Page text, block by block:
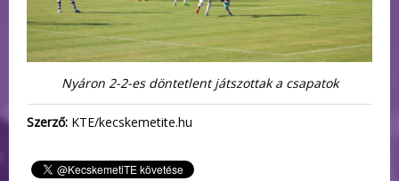
Nyáron 2-2-es döntetlent játszottak a csapatok
Szerző: KTE/kecskemetite.hu